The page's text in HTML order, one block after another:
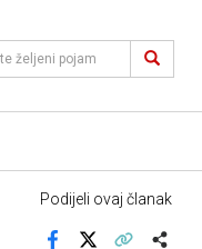
Podijeli ovaj članak